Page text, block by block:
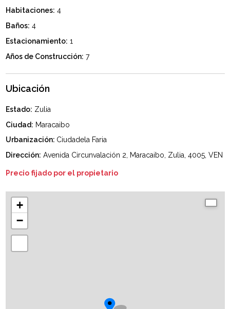
Habitaciones: 4
Baños: 4
Estacionamiento: 1
Años de Construcción: 7
Ubicación
Estado: Zulia
Ciudad: Maracaibo
Urbanización: Ciudadela Faria
Dirección: Avenida Circunvalación 2, Maracaibo, Zulia, 4005, VEN
Precio fijado por el propietario
+
−